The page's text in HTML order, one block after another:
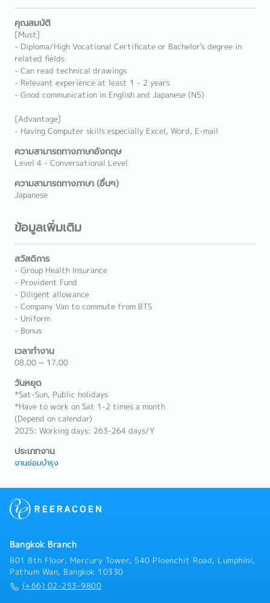
คุณสมบัติ
[Must]
- Diploma/High Vocational Certificate or Bachelor's degree in
related fields
- Can read technical drawings
- Relevant experience at least 1 - 2 years
- Good communication in English and Japanese (N5)
[Advantage]
- Having Computer skills especially Excel, Word, E-mail
ความสามารถทางภาษาอังกฤษ
Level 4 - Conversational Level
ความสามารถทางภาษา (อื่นๆ)
Japanese
ข้อมูลเพิ่มเติม
สวัสดิการ
- Group Health Insurance
- Provident Fund
- Diligent allowance
- Company Van to commute from BTS
- Uniform
- Bonus
เวลาทำงาน
08.00 ~ 17.00
วันหยุด
*Sat-Sun, Public holidays
*Have to work on Sat 1-2 times a month
(Depend on calendar)
2025: Working days: 263-264 days/Y
ประเภทงาน
งานซ่อมบำรุง
Bangkok Branch
801 8th Floor, Mercury Tower, 540 Ploenchit Road, Lumphini,
Pathum Wan, Bangkok 10330
(+66) 02-253-9800